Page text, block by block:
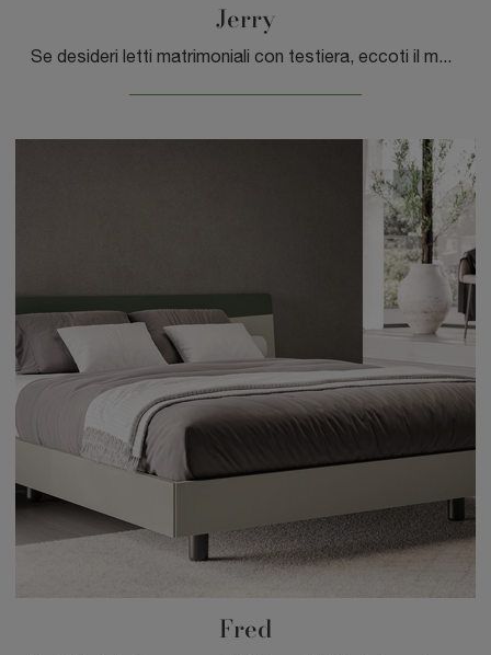
Jerry
Se desideri letti matrimoniali con testiera, eccoti il modello Jerry in laccato opaco per completare la zona notte.
Fred